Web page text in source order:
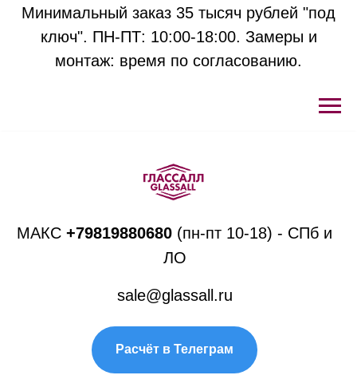
Минимальный заказ 35 тысяч рублей "под
ключ". ПН-ПТ: 10:00-18:00. Замеры и
монтаж: время по согласованию.
МАКС +79819880680 (пн-пт 10-18) - СПб и
ЛО
sale@glassall.ru
Расчёт в Телеграм